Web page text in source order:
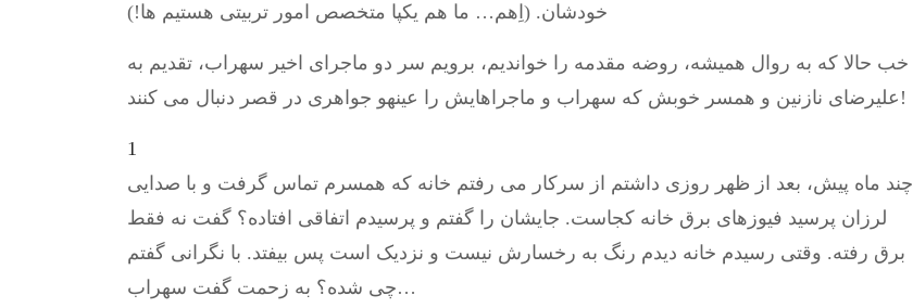
خودشان. (اِهم… ما هم یکپا متخصص امور تربیتی هستیم ها!)
خب حالا که به روال همیشه، روضه مقدمه را خواندیم، برویم سر دو ماجرای اخیر سهراب، تقدیم به
علیرضای نازنین و همسر خوبش که سهراب و ماجراهایش را عینهو جواهری در قصر دنبال می کنند!
1
چند ماه پیش، بعد از ظهر روزی داشتم از سرکار می رفتم خانه که همسرم تماس گرفت و با صدایی
لرزان پرسید فیوزهای برق خانه کجاست. جایشان را گفتم و پرسیدم اتفاقی افتاده؟ گفت نه فقط
برق رفته. وقتی رسیدم خانه دیدم رنگ به رخسارش نیست و نزدیک است پس بیفتد. با نگرانی گفتم
چی شده؟ به زحمت گفت سهراب…